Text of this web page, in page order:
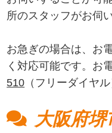
所のスタッフがお伺
お急ぎの場合は、お
く対応可能です。お
510 （フリーダイヤ
大阪府